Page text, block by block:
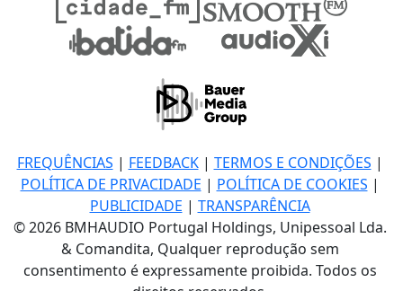
FREQUÊNCIAS | FEEDBACK| TERMOS E CONDIÇÕES |
POLÍTICA DE PRIVACIDADE | POLÍTICA DE COOKIES |
PUBLICIDADE | TRANSPARÊNCIA
© 2026 BMHAUDIO Portugal Holdings, Unipessoal Lda.
& Comandita, Qualquer reprodução sem
consentimento é expressamente proibida. Todos os